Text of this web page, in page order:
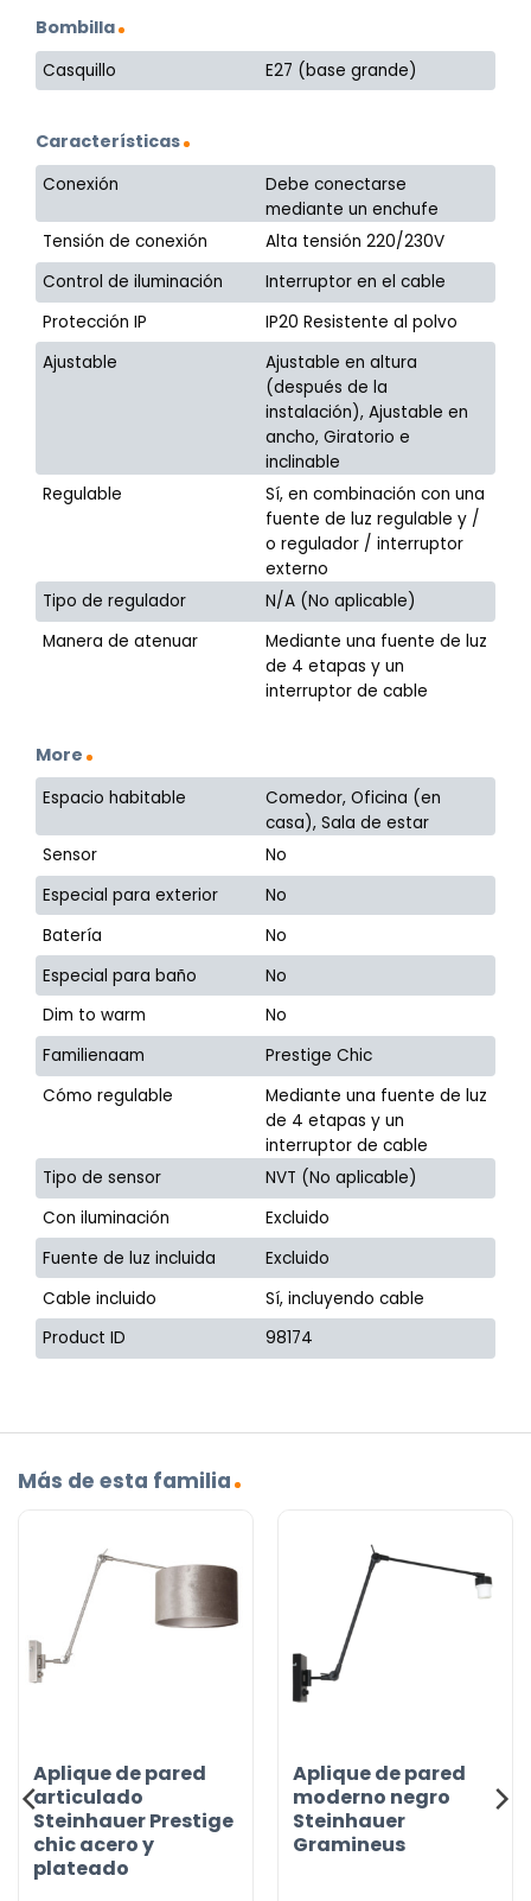
Bombilla
Casquillo E27 (base grande)
Características
Conexión
Debe conectarse
mediante un enchufe
Tensión de conexión
Alta tensión 220/230V
Control de iluminación
Interruptor en el cable
Protección IP
IP20 Resistente al polvo
Ajustable
Ajustable en altura
(después de la
instalación), Ajustable en
ancho, Giratorio e
inclinable
Regulable
Sí, en combinación con una
fuente de luz regulable y /
o regulador / interruptor
externo
Tipo de regulador
N/A (No aplicable)
Manera de atenuar
Mediante una fuente de luz
de 4 etapas y un
interruptor de cable
More
Espacio habitable
Comedor, Oficina (en
casa), Sala de estar
Sensor
No
Especial para exterior
No
Batería
No
Especial para baño
No
Dim to warm
No
Familienaam
Prestige Chic
Cómo regulable
Mediante una fuente de luz
de 4 etapas y un
interruptor de cable
Tipo de sensor
NVT (No aplicable)
Con iluminación
Excluido
Fuente de luz incluida
Excluido
Cable incluido
Sí, incluyendo cable
Product ID
98174
Más de esta familia
Aplique de pared
articulado
Steinhauer Prestige
chic acero y
plateado
Aplique de pared
moderno negro
Steinhauer
Gramineus